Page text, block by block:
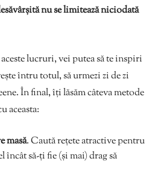
nu se limitează niciodată
lucruri, vei putea să te inspiri
întru totul, să urmezi zi de zi
În final, îți lăsăm câteva metode
aceasta:
masă. Caută rețete atractive pentru
să-ți fie (și mai) drag să